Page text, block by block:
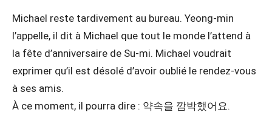
Michael reste tardivement au bureau. Yeong-min
l’appelle, il dit à Michael que tout le monde l’attend à
la fête d’anniversaire de Su-mi. Michael voudrait
exprimer qu’il est désolé d’avoir oublié le rendez-vous
à ses amis.
À ce moment, il pourra dire : 약속을 깜박했어요.